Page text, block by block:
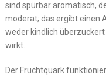
sind spürbar aromatisch,
moderat; das ergibt einen
weder kindlich
wirkt.
Der Fruchtquark